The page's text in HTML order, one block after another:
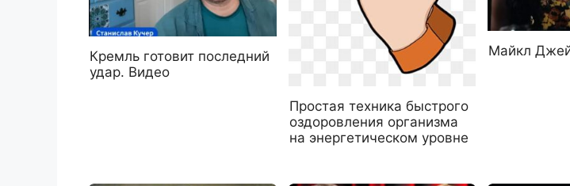
Кремль готовит последний
удар. Видео
Простая техника быстрого
оздоровления организма
на энергетическом уровне
Майкл